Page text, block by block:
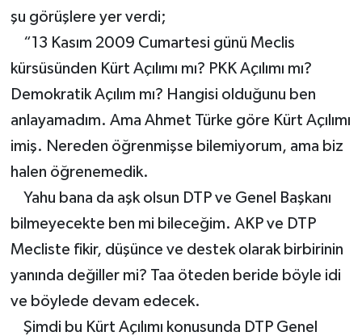
şu görüşlere yer verdi;
“13 Kasım 2009 Cumartesi günü Meclis
kürsüsünden Kürt Açılımı mı? PKK Açılımı mı?
Demokratik Açılım mı? Hangisi olduğunu ben
anlayamadım. Ama Ahmet Türke göre Kürt Açılımı
imiş. Nereden öğrenmişse bilemiyorum, ama biz
halen öğrenemedik.
Yahu bana da aşk olsun DTP ve Genel Başkanı
bilmeyecekte ben mi bileceğim. AKP ve DTP
Mecliste fikir, düşünce ve destek olarak birbirinin
yanında değiller mi? Taa öteden beride böyle idi
ve böylede devam edecek.
Şimdi bu Kürt Açılımı konusunda DTP Genel